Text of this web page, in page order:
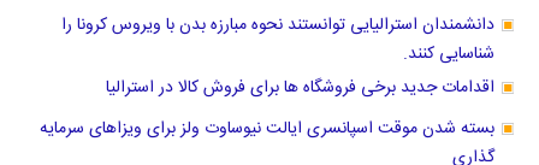
دانشمندان استرالیایی توانستند نحوه مبارزه بدن با ویروس کرونا را
شناسایی کنند.
اقدامات جدید برخی فروشگاه ها برای فروش کالا در استرالیا
بسته شدن موقت اسپانسری ایالت نیوساوت ولز برای ویزاهای سرمایه
گذاری